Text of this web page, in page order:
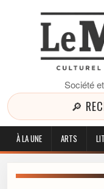
Société
🔎
À LA UNE ARTS